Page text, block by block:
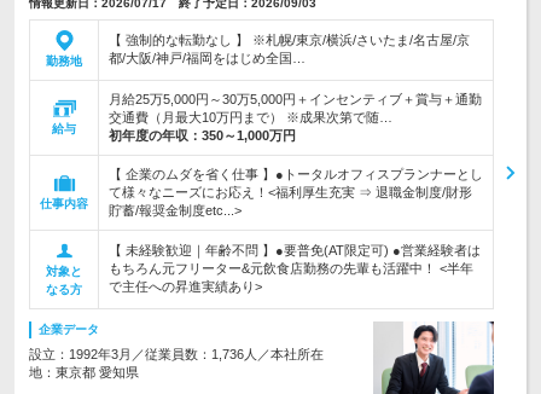
情報更新日：2026/07/17 終了予定日：2026/09/03
勤務地
【 強制的な転勤なし 】 ※札幌/東京/横浜/さいたま/名古屋/京
都/大阪/神戸/福岡をはじめ全国…
給与
月給25万5,000円～30万5,000円＋インセンティブ＋賞与＋通勤
交通費（月最大10万円まで） ※成果次第で随…
初年度の年収： 350～1,000万円
仕事内容
【 企業のムダを省く仕事 】●トータルオフィスプランナーとし
て様々なニーズにお応え！<福利厚生充実 ⇒ 退職金制度/財形
貯蓄/報奨金制度etc...>
対象と
なる方
【 未経験歓迎｜年齢不問 】●要普免(AT限定可) ●営業経験者は
もちろん元フリーター&元飲食店勤務の先輩も活躍中！ <半年
で主任への昇進実績あり>
企業データ
設立：1992年3月／従業員数：1,736人／本社所在
地：東京都 愛知県